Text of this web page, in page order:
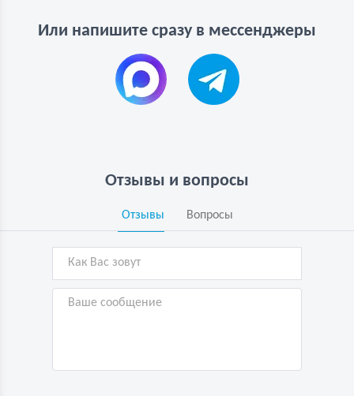
Или напишите сразу в мессенджеры
Отзывы и вопросы
Отзывы Вопросы